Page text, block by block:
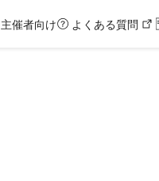
催者向け よくある質問